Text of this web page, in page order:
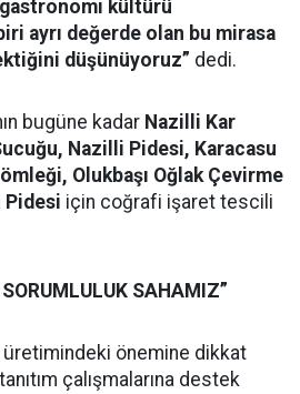
kültürü
ayrı değerde olan bu mirasa
düşünüyoruz” dedi.
bugüne kadar Nazilli Kar
Nazilli Pidesi, Karacasu
Olukbaşı Oğlak Çevirme
Pidesi için coğrafi işaret tescili
SAHAMIZ”
üretimindeki önemine dikkat
çalışmalarına destek